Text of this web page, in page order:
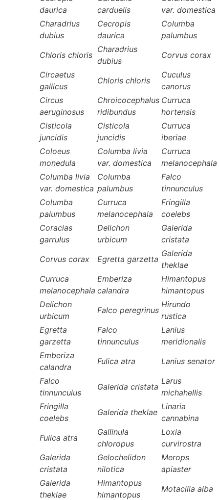
daurica
carduelis
var. domestica
Charadrius
dubius
Cecropis
daurica
Columba
palumbus
Chloris chloris
Charadrius
dubius
Corvus corax
Circaetus
gallicus
Chloris chloris
Cuculus
canorus
Circus
aeruginosus
Chroicocephalus
ridibundus
Curruca
hortensis
Cisticola
juncidis
Cisticola
juncidis
Curruca
iberiae
Coloeus
monedula
Columba livia
var. domestica
Curruca
melanocephala
Columba livia
var. domestica
Columba
palumbus
Falco
tinnunculus
Columba
palumbus
Curruca
melanocephala
Fringilla
coelebs
Coracias
garrulus
Delichon
urbicum
Galerida
cristata
Corvus corax
Egretta garzetta
Galerida
theklae
Curruca
melanocephala
Emberiza
calandra
Himantopus
himantopus
Delichon
urbicum
Falco peregrinus
Hirundo
rustica
Egretta
garzetta
Falco
tinnunculus
Lanius
meridionalis
Emberiza
calandra
Fulica atra
Lanius senator
Falco
tinnunculus
Galerida cristata
Larus
michahellis
Fringilla
coelebs
Galerida theklae
Linaria
cannabina
Fulica atra
Gallinula
chloropus
Loxia
curvirostra
Galerida
cristata
Gelochelidon
nilotica
Merops
apiaster
Galerida
theklae
Himantopus
himantopus
Motacilla alba